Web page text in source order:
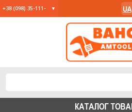
+38 (098) 35-111- UA
КАТАЛОГ